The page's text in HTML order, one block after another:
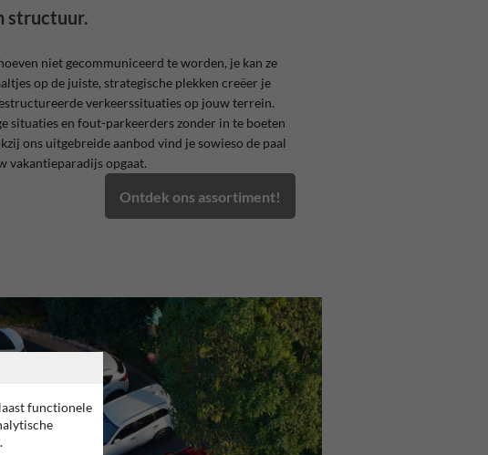
structuur.
niet gecommuniceerd te worden, je kan ze
op de juiste, strategische plekken creëer je
verkeerssituaties op jouw terrein.
situaties en fout-parkeerders zonder in te boeten
ons uitgebreide aanbod vind je sowieso de paal
vakantieparadijs opgaat.
Ontdek ons assortiment!
functionele